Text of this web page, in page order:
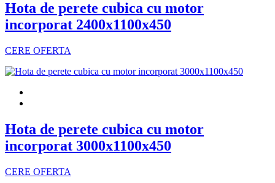
Hota de perete cubica cu motor
incorporat 2400x1100x450
CERE OFERTA
Hota de perete cubica cu motor
incorporat 3000x1100x450
CERE OFERTA